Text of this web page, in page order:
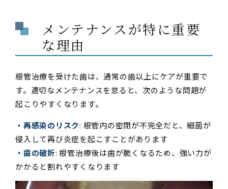
メンテナンスが特に重要
な理由
根管治療を受けた歯は、通常の歯以上にケアが重要で
す。適切なメンテナンスを怠ると、次のような問題が
起こりやすくなります。
・再感染のリスク: 根管内の密閉が不完全だと、細菌が
侵入して再び炎症を起こすことがあります
・歯の破折: 根管治療後は歯が脆くなるため、強い力が
かかると割れやすくなります